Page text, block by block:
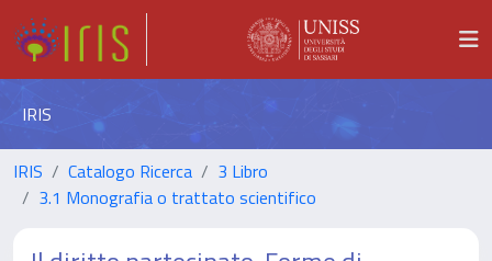
IRIS
IRIS Catalogo Ricerca
3 Libro
3.1 Monografia o trattato scientifico